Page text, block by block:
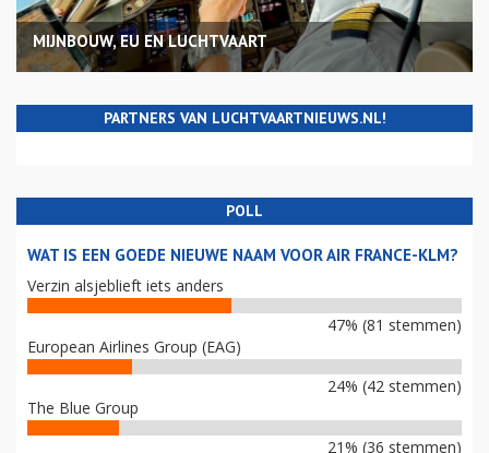
MIJNBOUW, EU EN LUCHTVAART
PARTNERS VAN LUCHTVAARTNIEUWS.NL!
POLL
WAT IS EEN GOEDE NIEUWE NAAM VOOR AIR FRANCE-KLM?
Verzin alsjeblieft iets anders
47% (81 stemmen)
European Airlines Group (EAG)
24% (42 stemmen)
The Blue Group
21% (36 stemmen)